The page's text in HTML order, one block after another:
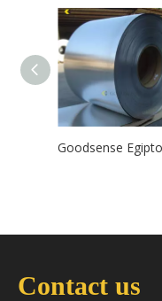
Contact us